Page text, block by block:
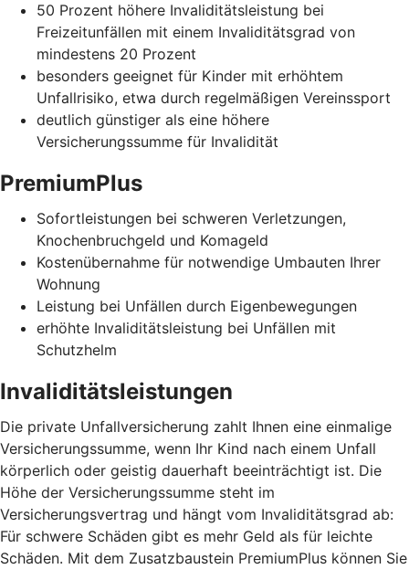
50 Prozent höhere Invaliditätsleistung bei
Freizeitunfällen mit einem Invaliditätsgrad von
mindestens 20 Prozent
besonders geeignet für Kinder mit erhöhtem
Unfallrisiko, etwa durch regelmäßigen Vereinssport
deutlich günstiger als eine höhere
Versicherungssumme für Invalidität
PremiumPlus
Sofortleistungen bei schweren Verletzungen,
Knochenbruchgeld und Komageld
Kostenübernahme für notwendige Umbauten Ihrer
Wohnung
Leistung bei Unfällen durch Eigenbewegungen
erhöhte Invaliditätsleistung bei Unfällen mit
Schutzhelm
Invaliditätsleistungen
Die private Unfallversicherung zahlt Ihnen eine einmalige
Versicherungssumme, wenn Ihr Kind nach einem Unfall
körperlich oder geistig dauerhaft beeinträchtigt ist. Die
Höhe der Versicherungssumme steht im
Versicherungsvertrag und hängt vom Invaliditätsgrad ab:
Für schwere Schäden gibt es mehr Geld als für leichte
Schäden. Mit dem Zusatzbaustein PremiumPlus können Sie